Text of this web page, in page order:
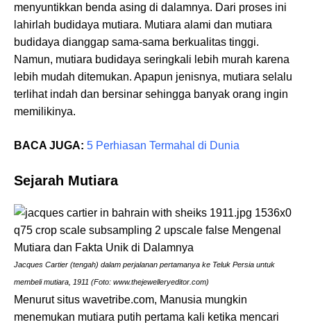
menyuntikkan benda asing di dalamnya. Dari proses ini
lahirlah budidaya mutiara. Mutiara alami dan mutiara
budidaya dianggap sama-sama berkualitas tinggi.
Namun, mutiara budidaya seringkali lebih murah karena
lebih mudah ditemukan. Apapun jenisnya, mutiara selalu
terlihat indah dan bersinar sehingga banyak orang ingin
memilikinya.
BACA JUGA: 5 Perhiasan Termahal di Dunia
Sejarah Mutiara
Jacques Cartier (tengah) dalam perjalanan pertamanya ke Teluk Persia untuk
membeli mutiara, 1911 (Foto: www.thejewelleryeditor.com)
Menurut situs wavetribe.com, Manusia mungkin
menemukan mutiara putih pertama kali ketika mencari